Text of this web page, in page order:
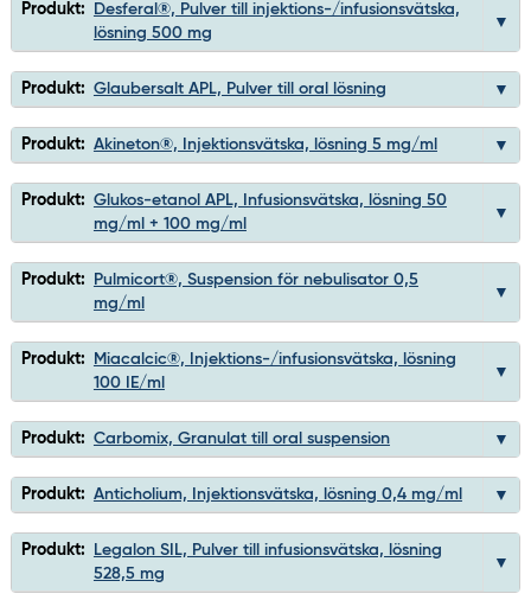
Produkt:
Desferal®, Pulver till injektions-/infusionsvätska,
lösning 500 mg
Produkt: Glaubersalt APL, Pulver till oral lösning
Produkt: Akineton®, Injektionsvätska, lösning 5 mg/ml
Produkt: Glukos-etanol APL, Infusionsvätska, lösning 50
mg/ml + 100 mg/ml
Produkt:
Pulmicort®, Suspension för nebulisator 0,5
mg/ml
Produkt:
Miacalcic®, Injektions-/infusionsvätska, lösning
100 IE/ml
Produkt: Carbomix, Granulat till oral suspension
Produkt: Anticholium, Injektionsvätska, lösning 0,4 mg/ml
Produkt:
Legalon SIL, Pulver till infusionsvätska, lösning
528,5 mg